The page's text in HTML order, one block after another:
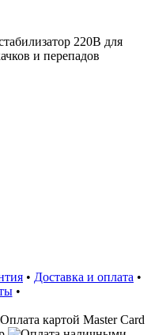
220В для
и перепадов
• Доставка и оплата •
•